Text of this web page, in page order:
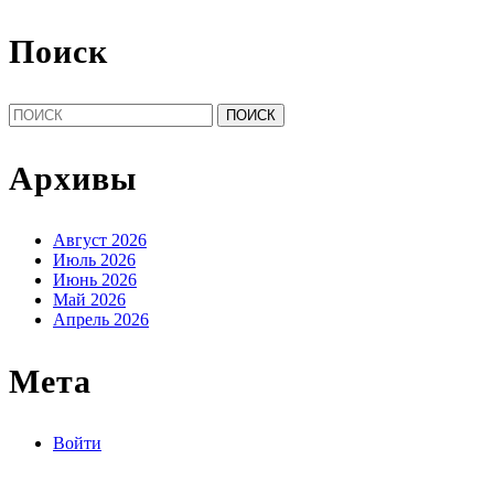
Поиск
Найти:
Архивы
Август 2026
Июль 2026
Июнь 2026
Май 2026
Апрель 2026
Мета
Войти